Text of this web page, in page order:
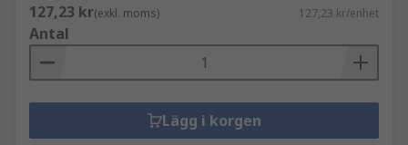
127,23 kr(exkl. moms) 127,23 kr/enhet
Antal
Lägg i korgen